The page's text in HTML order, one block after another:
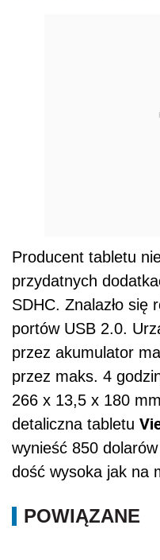
Producent tabletu
przydatnych
SDHC. Znalazło się
portów USB 2.0.
przez akumulator
przez maks. 4
266 x 13,5 x 180
detaliczna tabletu
wynieść 850
dość wysoka jak na
POWIĄZANE